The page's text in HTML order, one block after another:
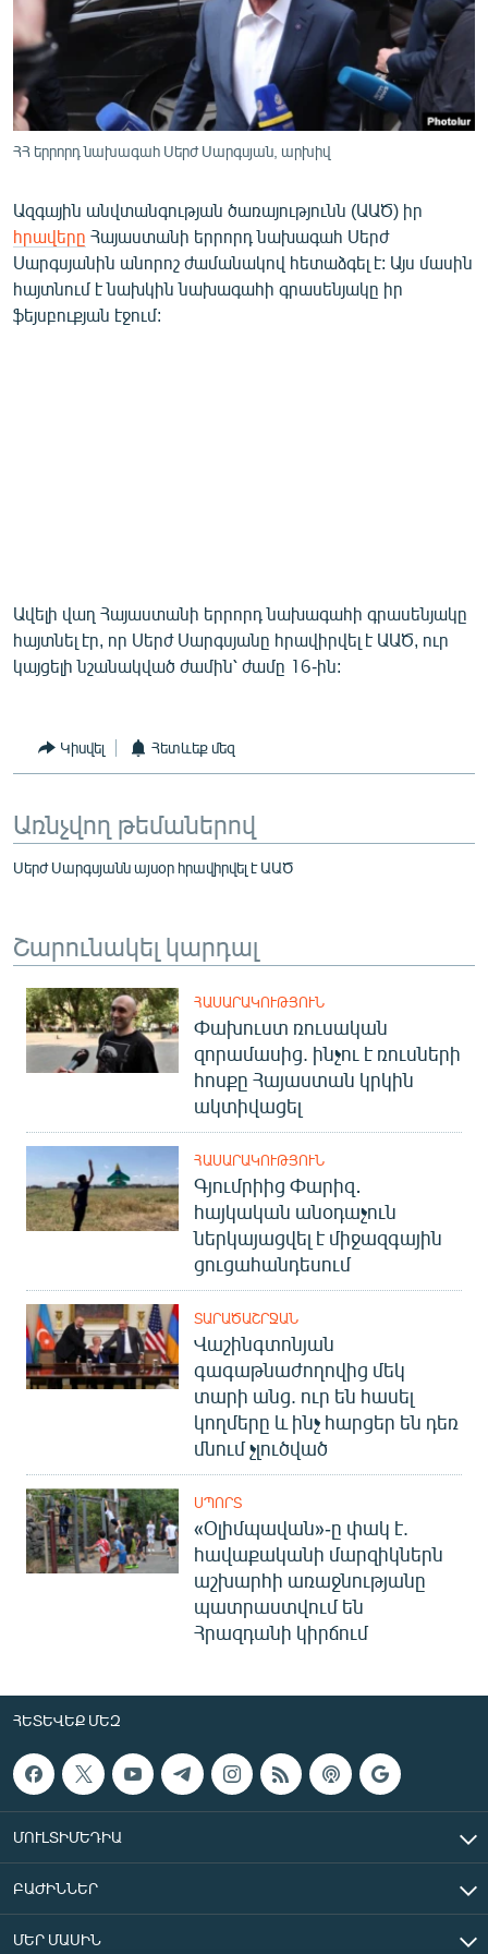
ՄԻՋԱԶԳԱՅԻՆ
ՄՇԱԿՈՒՅԹ
ՍՊՈՐՏ
ՄԵԿՆԱԲԱՆՈՒԹՅՈՒՆ
ԿՈՐՈՆԱՎԻՐՈՒՍ
ԱՐԽԻՎ
ՏԵՍԱՆՅՈՒԹԵՐ
ԲԱՆԱՎԵՃ
ՀԵՏԵՎԵՔ ՄԵԶ
«Ազատության» բոլոր կայքերը
ՀՀ երրորդ նախագահ Սերժ Սարգսյան, արխիվ
Ազգային անվտանգության ծառայությունն (ԱԱԾ) իր
հրավերը Հայաստանի երրորդ նախագահ Սերժ
Սարգսյանին անորոշ ժամանակով հետաձգել է: Այս մասին
հայտնում է նախկին նախագահի գրասենյակը իր
ֆեյսբուքյան էջում:
Ավելի վաղ Հայաստանի երրորդ նախագահի գրասենյակը
հայտնել էր, որ Սերժ Սարգսյանը հրավիրվել է ԱԱԾ, ուր
կայցելի նշանակված ժամին՝ ժամը 16-ին:
Կիսվել Հետևեք մեզ
Առնչվող թեմաներով
Սերժ Սարգսյանն այսօր հրավիրվել է ԱԱԾ
Շարունակել կարդալ
ՀԱՍԱՐԱԿՈՒԹՅՈՒՆ
Փախուստ ռուսական
զորամասից. ինչու է ռուսների
հոսքը Հայաստան կրկին
ակտիվացել
ՀԱՍԱՐԱԿՈՒԹՅՈՒՆ
Գյումրիից Փարիզ․
հայկական անօդաչուն
ներկայացվել է միջազգային
ցուցահանդեսում
ՏԱՐԱԾԱՇՐՋԱՆ
Վաշինգտոնյան
գագաթնաժողովից մեկ
տարի անց. ուր են հասել
կողմերը և ինչ հարցեր են դեռ
մնում չլուծված
ՍՊՈՐՏ
«Օլիմպավան»-ը փակ է.
հավաքականի մարզիկներն
աշխարհի առաջնությանը
պատրաստվում են
Հրազդանի կիրճում
ՀԵՏԵՎԵՔ ՄԵԶ
ՄՈՒԼՏԻՄԵԴԻԱ
ԲԱԺԻՆՆԵՐ
ՄԵՐ ՄԱՍԻՆ